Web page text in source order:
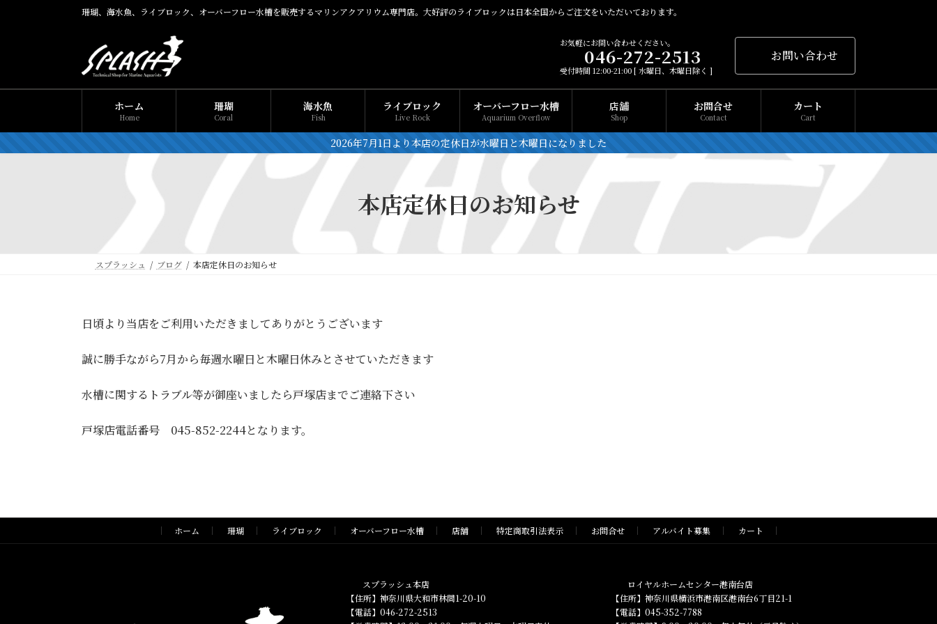
へ
ッ
プ
ョ
移
動
珊瑚、海水魚、ライブロック、オーバーフロー水槽を販売するマリンアクアリウム専門店。大好評のライブロックは日本全国からご注文をいただいております。
お気軽にお問い合わせください。
046-272-2513
受付時間 12:00-21:00 [ 水曜日、木曜日除く ]
お問い合わせ
ホーム
Home
珊瑚
Coral
海水魚
Fish
ライブロック
Live Rock
オーバーフロー水槽
Aquarium Overflow
店舗
Shop
お問合せ
Contact
カート
Cart
2026年7月1日より本店の定休日が水曜日と木曜日になりました
本店定休日のお知らせ
スプラッシュ ブログ 本店定休日のお知らせ
日頃より当店をご利用いただきましてありがとうございます
誠に勝手ながら7月から毎週水曜日と木曜日休みとさせていただきます
水槽に関するトラブル等が御座いましたら戸塚店までご連絡下さい
戸塚店電話番号 045-852-2244となります。
ホーム 珊瑚 ライブロック オーバーフロー水槽 店舗 特定商取引法表示 お問合せ アルバイト募集 カート
スプラッシュ本店
【住所】神奈川県大和市林間1-20-10
【電話】046-272-2513
ロイヤルホームセンター港南台店
【住所】神奈川県横浜市港南区港南台6丁目21-1
【電話】045-352-7788